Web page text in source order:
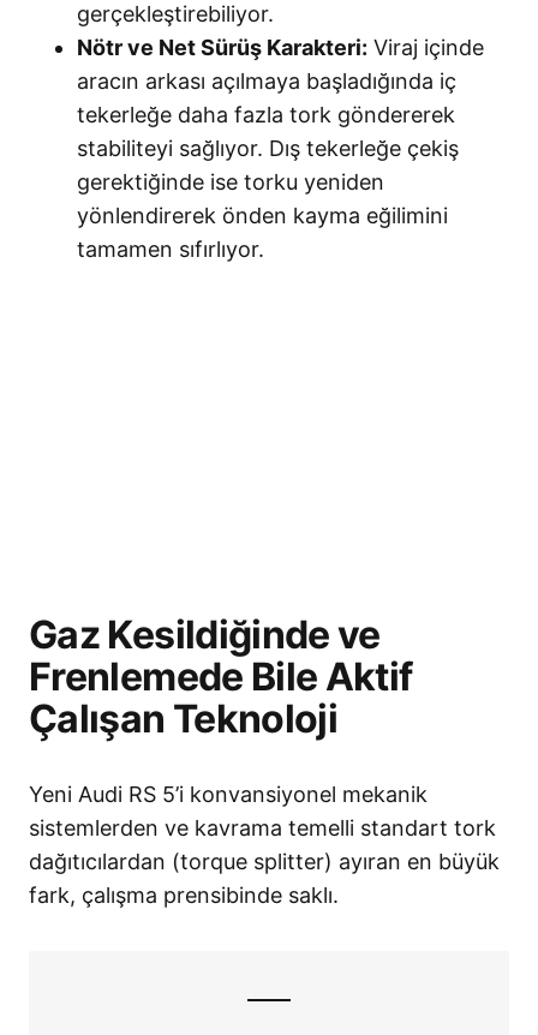
gerçekleştirebiliyor.
Nötr ve Net Sürüş Karakteri: Viraj içinde
aracın arkası açılmaya başladığında iç
tekerleğe daha fazla tork göndererek
stabiliteyi sağlıyor. Dış tekerleğe çekiş
gerektiğinde ise torku yeniden
yönlendirerek önden kayma eğilimini
tamamen sıfırlıyor.
Gaz Kesildiğinde ve
Frenlemede Bile Aktif
Çalışan Teknoloji
Yeni Audi RS 5’i konvansiyonel mekanik
sistemlerden ve kavrama temelli standart tork
dağıtıcılardan (torque splitter) ayıran en büyük
fark, çalışma prensibinde saklı.